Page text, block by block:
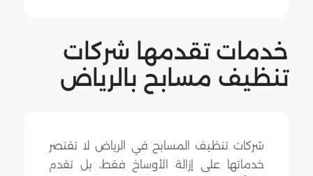
خدمات تقدمها شركات
تنظيف مسابح بالرياض
شركات تنظيف المسابح في الرياض لا تقتصر
خدماتها على إزالة الأوساخ فقط، بل تقدم